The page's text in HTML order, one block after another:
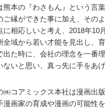
熊本の『わさもん』という言
ご縁ができた事に加え、その
に相応しいと考え、2018年10
全域から若い才能を見出し、
出た時に、会社の理念を一番
ないと思い、真っ先に手をあ
㈱コアミックス本社は漫画出
漫画家の育成や漫画の可能性